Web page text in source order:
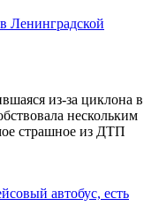
Ленинградской
из-за циклона в
нескольким
страшное из ДТП
автобус, есть